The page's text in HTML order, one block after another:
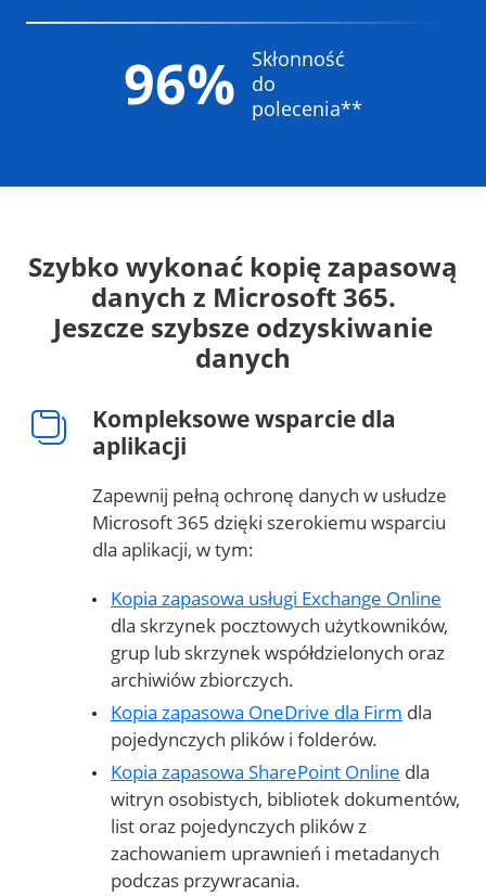
96%
Skłonność
do
polecenia**
Szybko wykonać kopię zapasową
danych z Microsoft 365.
Jeszcze szybsze odzyskiwanie
danych
Kompleksowe wsparcie dla
aplikacji
Zapewnij pełną ochronę danych w usłudze
Microsoft 365 dzięki szerokiemu wsparciu
dla aplikacji, w tym:
Kopia zapasowa usługi Exchange Online
dla skrzynek pocztowych użytkowników,
grup lub skrzynek współdzielonych oraz
archiwiów zbiorczych.
Kopia zapasowa OneDrive dla Firm dla
pojedynczych plików i folderów.
Kopia zapasowa SharePoint Online dla
witryn osobistych, bibliotek dokumentów,
list oraz pojedynczych plików z
zachowaniem uprawnień i metadanych
podczas przywracania.